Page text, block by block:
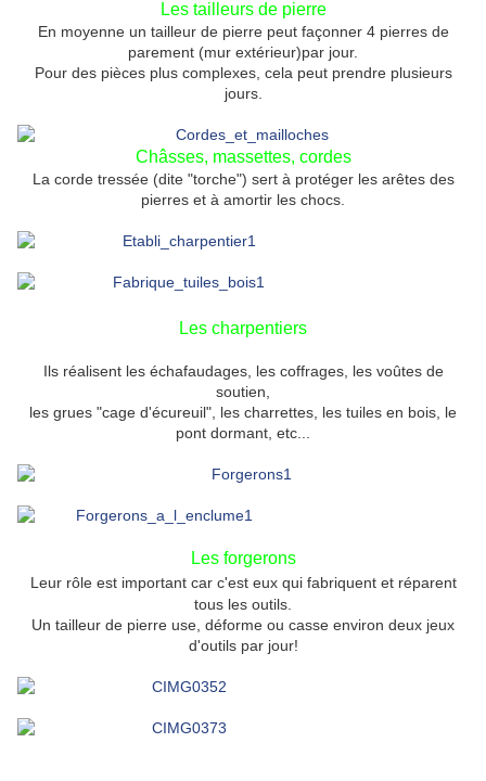
Les tailleurs de pierre
En moyenne un tailleur de pierre peut façonner 4 pierres de
parement (mur extérieur)par jour.
Pour des pièces plus complexes, cela peut prendre plusieurs
jours.
Châsses, massettes, cordes
La corde tressée (dite "torche") sert à protéger les arêtes des
pierres et à amortir les chocs.
Les charpentiers
Ils réalisent les échafaudages, les coffrages, les voûtes de
soutien,
les grues "cage d'écureuil", les charrettes, les tuiles en bois, le
pont dormant, etc...
Les forgerons
Leur rôle est important car c'est eux qui fabriquent et réparent
tous les outils.
Un tailleur de pierre use, déforme ou casse environ deux jeux
d'outils par jour!